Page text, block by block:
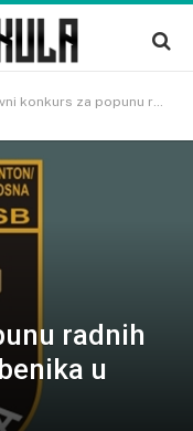
za popunu radnih mjesta državnih službenika u MUP-u SBK/KSB
radnih
u